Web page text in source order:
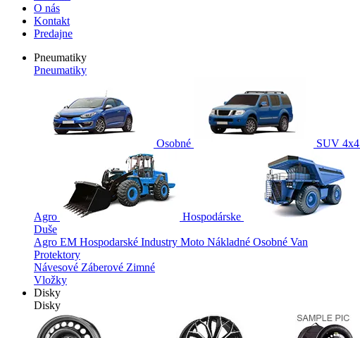
O nás
Kontakt
Predajne
Pneumatiky
Pneumatiky
Osobné SUV 4x4
Agro Hospodárske
Duše
Agro EM Hospodarské Industry Moto Nákladné Osobné Van
Protektory
Návesové Záberové Zimné
Vložky
Disky
Disky